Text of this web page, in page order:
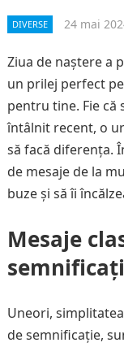
DIVERSE 24 mai
Ziua de naștere a
un prilej perfect
pentru tine. Fie că
întâlnit recent, o
să facă diferența.
de mesaje de la
buze și să îi
Mesaje
Uneori,
de semnificație,